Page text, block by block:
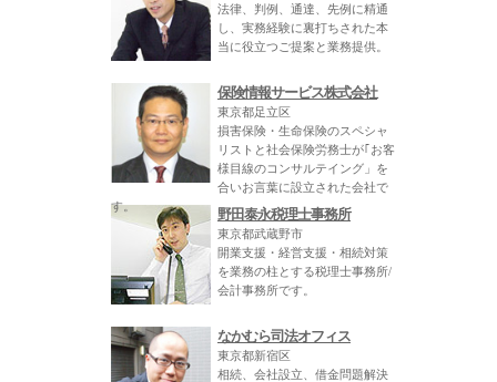
法律、判例、通達、先例に精通
し、実務経験に裏打ちされた本
当に役立つご提案と業務提供。
保険情報サービス株式会社
東京都足立区
損害保険・生命保険のスペシャ
リストと社会保険労務士が｢お客
様目線のコンサルテイング」を
合いお言葉に設立された会社で
す。
野田泰永税理士事務所
東京都武蔵野市
開業支援・経営支援・相続対策
を業務の柱とする税理士事務所/
会計事務所です。
なかむら司法オフィス
東京都新宿区
相続、会社設立、借金問題解決